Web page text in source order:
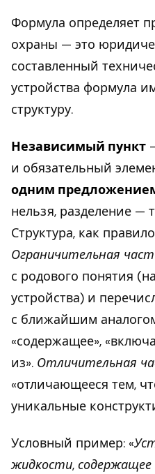
Формула определяет
охраны — это
составленный
устройства формула
структуру.
Независимый пункт
и обязательный
одним
нельзя, разделение —
Структура, как
Ограничительная
с родового понятия
устройства) и
с ближайшим
«содержащее»,
из». Отличительная
«отличающееся тем,
уникальные
Условный пример: «
жидкости, содержащее